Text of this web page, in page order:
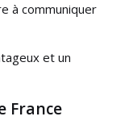
à communiquer
et un
France